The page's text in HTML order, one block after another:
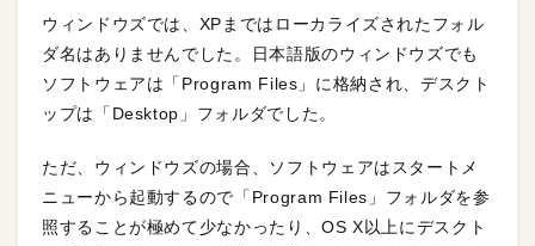
ウィンドウズでは、XPまではローカライズされたフォル
ダ名はありませんでした。日本語版のウィンドウズでも
ソフトウェアは「Program Files」に格納され、デスクト
ップは「Desktop」フォルダでした。
ただ、ウィンドウズの場合、ソフトウェアはスタートメ
ニューから起動するので「Program Files」フォルダを参
照することが極めて少なかったり、OS X以上にデスクト